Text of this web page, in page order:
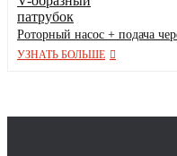
Роторный насос + подача
УЗНАТЬ БОЛЬШЕ